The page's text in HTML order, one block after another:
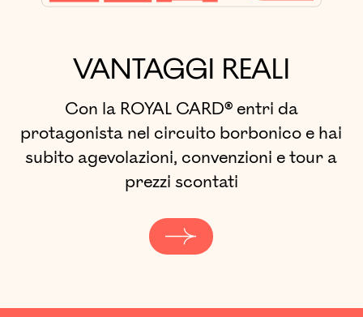
VANTAGGI REALI
Con la ROYAL CARD® entri da
protagonista nel circuito borbonico e hai
subito agevolazioni, convenzioni e tour a
prezzi scontati